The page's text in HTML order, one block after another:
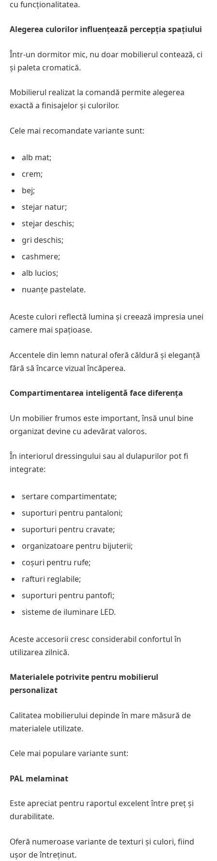
cu funcționalitatea.
Alegerea culorilor influențează percepția spațiului
Într-un dormitor mic, nu doar mobilierul contează, ci
și paleta cromatică.
Mobilierul realizat la comandă permite alegerea
exactă a finisajelor și culorilor.
Cele mai recomandate variante sunt:
alb mat;
crem;
bej;
stejar natur;
stejar deschis;
gri deschis;
cashmere;
alb lucios;
nuanțe pastelate.
Aceste culori reflectă lumina și creează impresia unei
camere mai spațioase.
Accentele din lemn natural oferă căldură și eleganță
fără să încarce vizual încăperea.
Compartimentarea inteligentă face diferența
Un mobilier frumos este important, însă unul bine
organizat devine cu adevărat valoros.
În interiorul dressingului sau al dulapurilor pot fi
integrate:
sertare compartimentate;
suporturi pentru pantaloni;
suporturi pentru cravate;
organizatoare pentru bijuterii;
coșuri pentru rufe;
rafturi reglabile;
suporturi pentru pantofi;
sisteme de iluminare LED.
Aceste accesorii cresc considerabil confortul în
utilizarea zilnică.
Materialele potrivite pentru mobilierul
personalizat
Calitatea mobilierului depinde în mare măsură de
materialele utilizate.
Cele mai populare variante sunt:
PAL melaminat
Este apreciat pentru raportul excelent între preț și
durabilitate.
Oferă numeroase variante de texturi și culori, fiind
ușor de întreținut.